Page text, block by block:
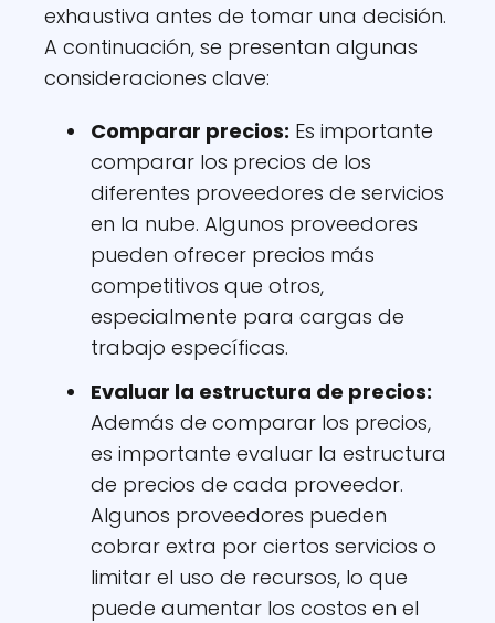
exhaustiva antes de tomar una decisión.
A continuación, se presentan algunas
consideraciones clave:
Comparar precios: Es importante
comparar los precios de los
diferentes proveedores de servicios
en la nube. Algunos proveedores
pueden ofrecer precios más
competitivos que otros,
especialmente para cargas de
trabajo específicas.
Evaluar la estructura de precios:
Además de comparar los precios,
es importante evaluar la estructura
de precios de cada proveedor.
Algunos proveedores pueden
cobrar extra por ciertos servicios o
limitar el uso de recursos, lo que
puede aumentar los costos en el